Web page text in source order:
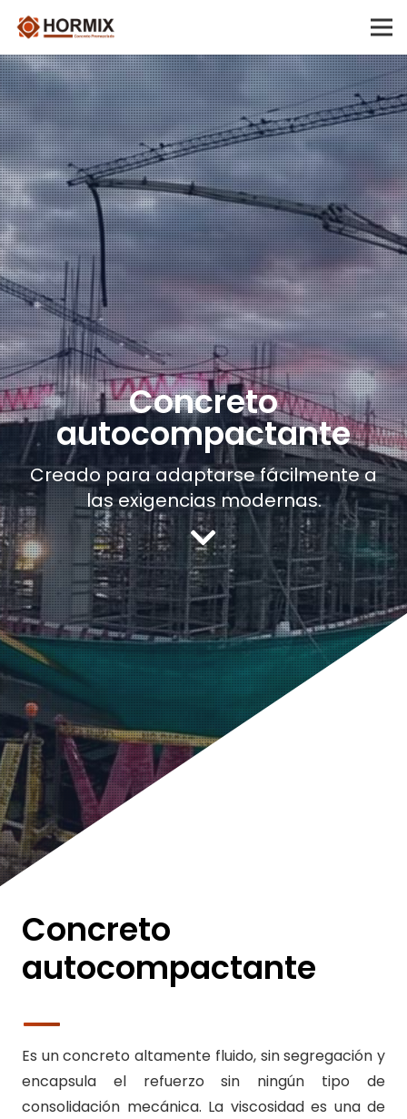
Concreto
autocompactante
Creado para adaptarse fácilmente a
las exigencias modernas.
Concreto
autocompactante
Es un concreto altamente fluido, sin segregación y
encapsula el refuerzo sin ningún tipo de
consolidación mecánica. La viscosidad es una de